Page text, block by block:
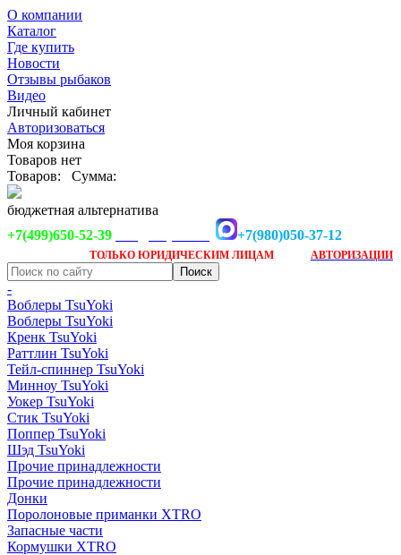
О компании
Каталог
Где купить
Новости
Отзывы рыбаков
Видео
Личный кабинет
Авторизоваться
Моя корзина
Товаров нет
Товаров:
Сумма:
бюджетная альтернатива
+7(499)650-52-39
+7(980)050-37-12
ТОЛЬКО ЮРИДИЧЕСКИМ ЛИЦАМ АВТОРИЗАЦИИ
-
Воблеры TsuYoki
Воблеры TsuYoki
Кренк TsuYoki
Раттлин TsuYoki
Тейл-спиннер TsuYoki
Минноу TsuYoki
Уокер TsuYoki
Стик TsuYoki
Поппер TsuYoki
Шэд TsuYoki
Прочие принадлежности
Прочие принадлежности
Донки
Поролоновые приманки XTRO
Запасные части
Кормушки XTRO